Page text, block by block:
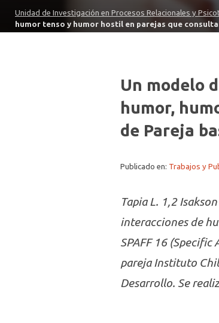
Unidad de Investigación en Procesos Relacionales y
humor tenso y humor hostil en parejas que
Un modelo
humor,
de Pareja
Publicado en: Trabajos y
Tapia L. 1,2
interacciones de
SPAFF 16
pareja Instituto
Desarrollo. Se